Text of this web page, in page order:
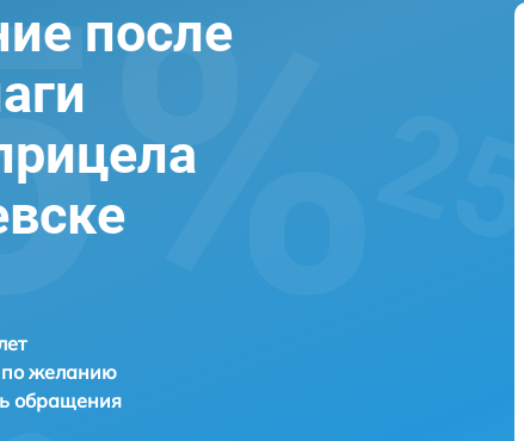
после
по желанию
обращения